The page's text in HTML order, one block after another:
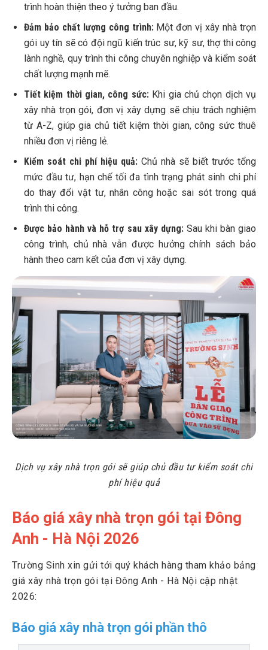
trình hoàn thiện theo ý tưởng ban đầu.
Đảm bảo chất lượng công trình: Một đơn vị xây nhà trọn
gói uy tín sẽ có đội ngũ kiến trúc sư, kỹ sư, thợ thi công
lành nghề, quy trình thi công chuyên nghiệp và kiểm soát
chất lượng mạnh mẽ.
Tiết kiệm thời gian, công sức:Khi gia chủ chọn dịch vụ
xây nhà trọn gói, đơn vị xây dựng sẽ chịu trách nghiệm
từ A-Z, giúp gia chủ tiết kiệm thời gian, công sức thuê
nhiều đơn vị riêng lẻ.
Kiểm soát chi phí hiệu quả: Chủ nhà sẽ biết trước tổng
mức đầu tư, hạn chế tối đa tình trạng phát sinh chi phí
do thay đổi vật tư, nhân công hoặc sai sót trong quá
trình thi công.
Được bảo hành và hỗ trợ sau xây dựng:Sau khi bàn giao
công trình, chủ nhà vẫn được hưởng chính sách bảo
hành theo cam kết của đơn vị xây dựng.
Dịch vụ xây nhà trọn gói sẽ giúp chủ đầu tư kiểm soát chi
phí hiệu quả
Báo giá xây nhà trọn gói tại Đông
Anh - Hà Nội 2026
Trường Sinh xin gửi tới quý khách hàng tham khảo bảng
giá xây nhà trọn gói tại Đông Anh - Hà Nội cập nhật
2026:
Báo giá xây nhà trọn gói phần thô